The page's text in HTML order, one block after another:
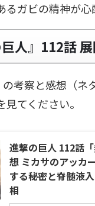
ガビの精神が心
巨人』112話
考察と感想（ネ
てください。
進撃の巨人 112話
想 ミカサのアッカ
する秘密と脊髄液
相